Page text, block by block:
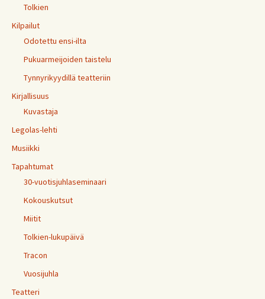
Tolkien
Kilpailut
Odotettu ensi-ilta
Pukuarmeijoiden taistelu
Tynnyrikyydillä teatteriin
Kirjallisuus
Kuvastaja
Legolas-lehti
Musiikki
Tapahtumat
30-vuotisjuhlaseminaari
Kokouskutsut
Miitit
Tolkien-lukupäivä
Tracon
Vuosijuhla
Teatteri